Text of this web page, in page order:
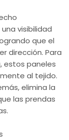
visibilidad
que el
dirección. Para
estos paneles
al tejido.
elimina la
las prendas